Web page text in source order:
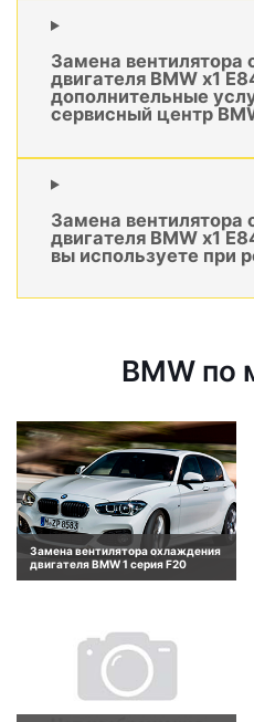
Замена вентилятора
двигателя BMW x1
дополнительные
сервисный центр
Замена вентилятора
двигателя BMW x1
вы используете при
BMW по
Замена вентилятора охлаждения
двигателя BMW 1 серия F20